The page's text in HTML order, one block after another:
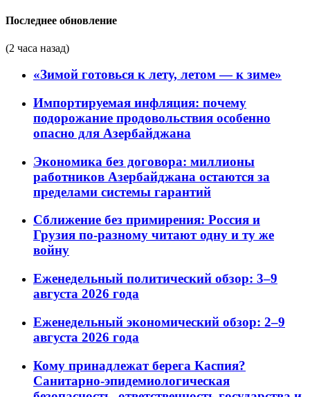
Последнее обновление
(2 часа назад)
«Зимой готовься к лету, летом — к зиме»
Импортируемая инфляция: почему
подорожание продовольствия особенно
опасно для Азербайджана
Экономика без договора: миллионы
работников Азербайджана остаются за
пределами системы гарантий
Сближение без примирения: Россия и
Грузия по-разному читают одну и ту же
войну
Еженедельный политический обзор: 3–9
августа 2026 года
Еженедельный экономический обзор: 2–9
августа 2026 года
Кому принадлежат берега Каспия?
Санитарно-эпидемиологическая